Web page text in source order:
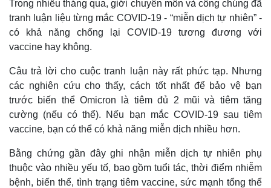
Trong nhiều tháng qua, giới chuyên môn và công chúng đã
tranh luận liệu từng mắc COVID-19 - “miễn dịch tự nhiên” -
có khả năng chống lại COVID-19 tương đương với
vaccine hay không.
Câu trả lời cho cuộc tranh luận này rất phức tạp. Nhưng
các nghiên cứu cho thấy, cách tốt nhất để bảo vệ bạn
trước biến thể Omicron là tiêm đủ 2 mũi và tiêm tăng
cường (nếu có thể). Nếu bạn mắc COVID-19 sau tiêm
vaccine, bạn có thể có khả năng miễn dịch nhiều hơn.
Bằng chứng gần đây ghi nhận miễn dịch tự nhiên phụ
thuộc vào nhiều yếu tố, bao gồm tuổi tác, thời điểm nhiễm
bệnh, biến thể, tình trạng tiêm vaccine, sức mạnh tổng thể